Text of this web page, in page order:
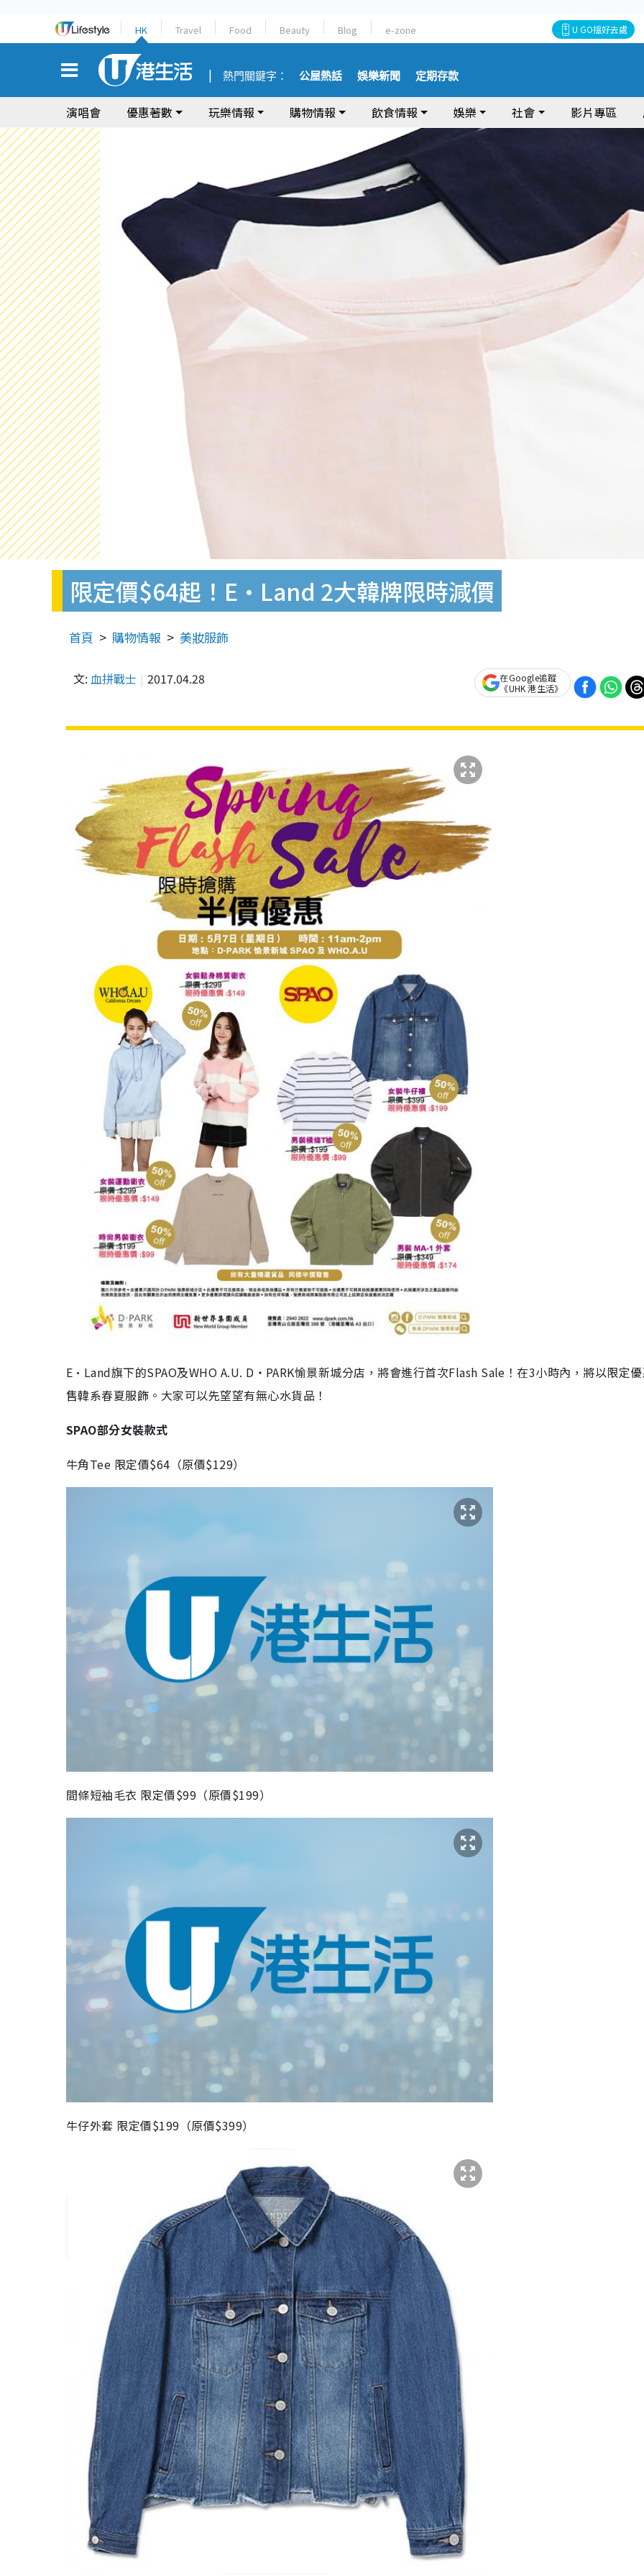
HK Travel Food Beauty Blog e-zone U GO搵好去處
熱門關鍵字： 公屋熱話 娛樂新聞 定期存款
演唱會 優惠著數 玩樂情報 購物情報 飲食情報 娛樂 社會 影片專區
限定價$64起！E·Land 2大韓牌限時減價
首頁 購物情報 美妝服飾
文: 血拼戰士 2017.04.28
在Google追蹤
《UHK 港生活》
E·Land旗下的SPAO及WHO A.U. D‧PARK愉景新城分店，將會進行首次Flash Sale！在3小時內，將以限定
售韓系春夏服飾。大家可以先望望有無心水貨品！
SPAO部分女裝款式
牛角Tee 限定價$64（原價$129）
間條短袖毛衣 限定價$99（原價$199）
牛仔外套 限定價$199（原價$399）